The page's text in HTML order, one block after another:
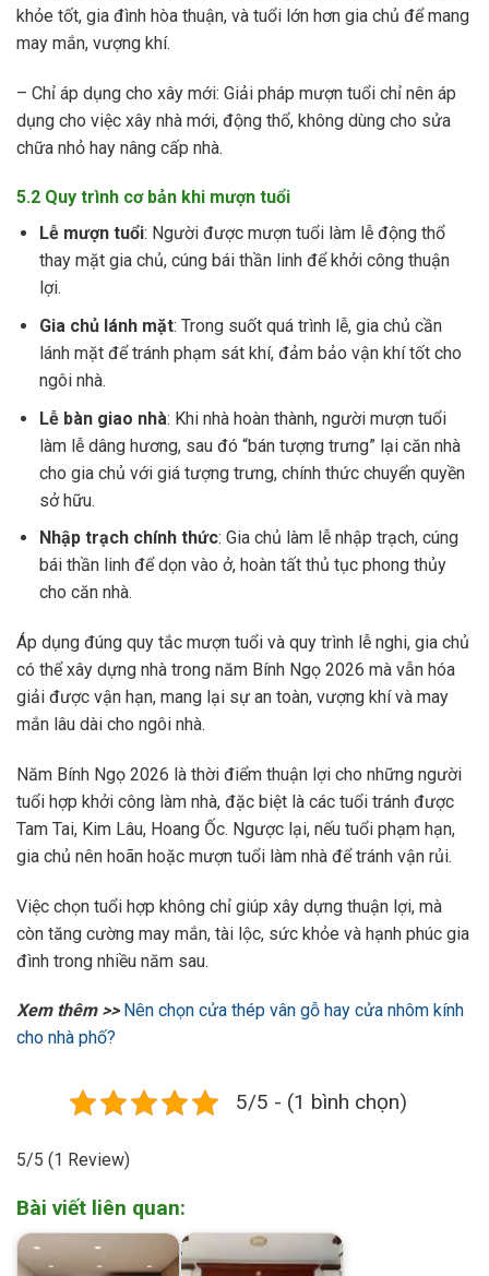
khỏe tốt, gia đình hòa thuận, và tuổi lớn hơn gia chủ để mang
may mắn, vượng khí.
– Chỉ áp dụng cho xây mới: Giải pháp mượn tuổi chỉ nên áp
dụng cho việc xây nhà mới, động thổ, không dùng cho sửa
chữa nhỏ hay nâng cấp nhà.
5.2 Quy trình cơ bản khi mượn tuổi
Lễ mượn tuổi: Người được mượn tuổi làm lễ động thổ
thay mặt gia chủ, cúng bái thần linh để khởi công thuận
lợi.
Gia chủ lánh mặt: Trong suốt quá trình lễ, gia chủ cần
lánh mặt để tránh phạm sát khí, đảm bảo vận khí tốt cho
ngôi nhà.
Lễ bàn giao nhà: Khi nhà hoàn thành, người mượn tuổi
làm lễ dâng hương, sau đó “bán tượng trưng” lại căn nhà
cho gia chủ với giá tượng trưng, chính thức chuyển quyền
sở hữu.
Nhập trạch chính thức: Gia chủ làm lễ nhập trạch, cúng
bái thần linh để dọn vào ở, hoàn tất thủ tục phong thủy
cho căn nhà.
Áp dụng đúng quy tắc mượn tuổi và quy trình lễ nghi, gia chủ
có thể xây dựng nhà trong năm Bính Ngọ 2026 mà vẫn hóa
giải được vận hạn, mang lại sự an toàn, vượng khí và may
mắn lâu dài cho ngôi nhà.
Năm Bính Ngọ 2026 là thời điểm thuận lợi cho những người
tuổi hợp khởi công làm nhà, đặc biệt là các tuổi tránh được
Tam Tai, Kim Lâu, Hoang Ốc. Ngược lại, nếu tuổi phạm hạn,
gia chủ nên hoãn hoặc mượn tuổi làm nhà để tránh vận rủi.
Việc chọn tuổi hợp không chỉ giúp xây dựng thuận lợi, mà
còn tăng cường may mắn, tài lộc, sức khỏe và hạnh phúc gia
đình trong nhiều năm sau.
Xem thêm >> Nên chọn cửa thép vân gỗ hay cửa nhôm kính
cho nhà phố?
5/5 - (1 bình chọn)
5/5 (1 Review)
Bài viết liên quan: